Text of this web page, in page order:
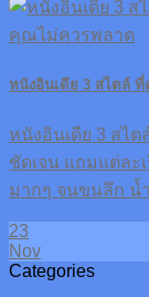
หนังอินเดีย 3 สไตล์
หนังอินเดีย 3 สไ
ชัดเจน แถมแต่ละ
มากๆ จนขนลึก น้
23
Nov
Categories